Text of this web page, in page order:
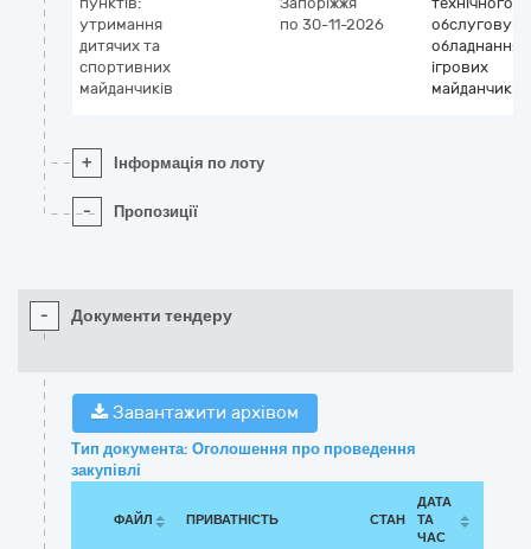
утримання
дитячих та
спортивних
майданчиків
по 30-11-2026
обладнання
ігрових
майданчиків
+ Інформація по лоту
- Пропозиції
- Документи тендеру
Завантажити архівом
Тип документа: Оголошення про проведення
закупівлі
ФАЙЛ ПРИВАТНІСТЬ СТАН
ДАТА
ТА
ЧАС